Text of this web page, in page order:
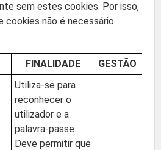
sem estes cookies. Por isso,
cookies não é necessário
FINALIDADE GESTÃO
Utiliza-se para
reconhecer o
utilizador e a
palavra-passe.
Deve permitir que